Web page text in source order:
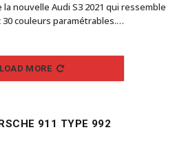
nouvelle Audi S3 2021 qui ressemble
30 couleurs paramétrables.…
LOAD MORE
911 TYPE 992